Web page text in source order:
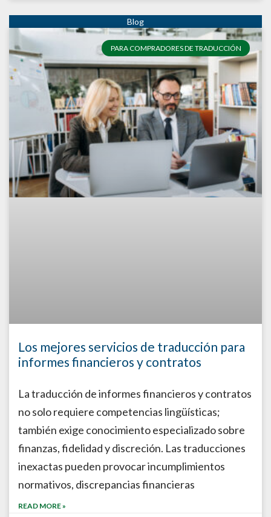
PARA COMPRADORES DE TRADUCCIÓN
Los mejores servicios de traducción para
informes financieros y contratos
La traducción de informes financieros y contratos
no solo requiere competencias lingüísticas;
también exige conocimiento especializado sobre
finanzas, fidelidad y discreción. Las traducciones
inexactas pueden provocar incumplimientos
normativos, discrepancias financieras
READ MORE »